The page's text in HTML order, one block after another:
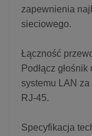
zapewnienia
sieciowego.
Łączność
Podłącz
systemu LAN
RJ-45.
Specyfikacja